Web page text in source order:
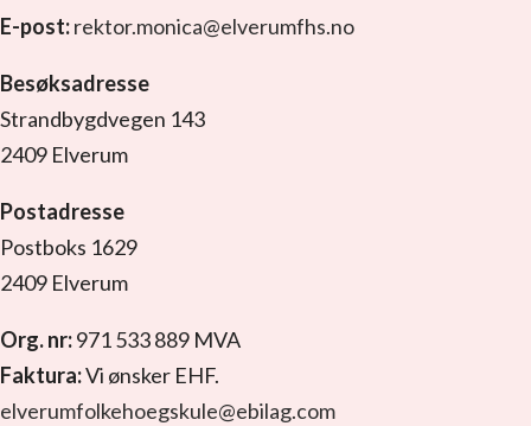
E-post:rektor.monica@elverumfhs.no
Besøksadresse
Strandbygdvegen 143
2409 Elverum
Postadresse
Postboks 1629
2409 Elverum
Org. nr:971 533 889 MVA
Faktura:Vi ønsker EHF.
elverumfolkehoegskule@ebilag.com